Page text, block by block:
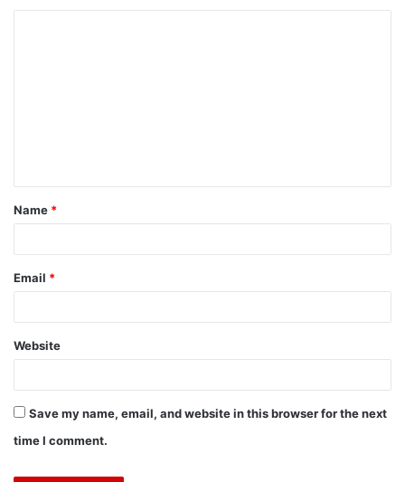
Name *
Email *
Website
Save my name, email, and website in this browser for the next
time I comment.